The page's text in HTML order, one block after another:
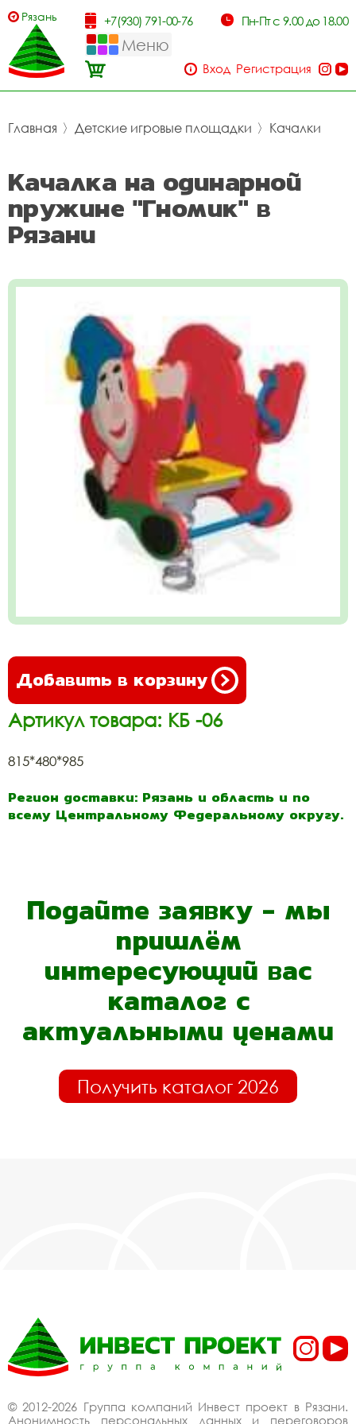
Рязань +7(930) 791-00-76 Пн-Пт с 9.00 до 18.00
Меню
Вход Регистрация
Главная 〉 Детские игровые площадки 〉 Качалки
Качалка на одинарной
пружине "Гномик" в
Рязани
Добавить в корзину
Артикул товара: КБ -06
815*480*985
Регион доставки: Рязань и область и по
всему Центральному Федеральному округу.
Подайте заявку - мы
пришлём
интересующий вас
каталог с
актуальными ценами
Получить каталог 2026
© 2012-2026 Группа компаний Инвест проект в Рязани.
Анонимность персональных данных и переговоров